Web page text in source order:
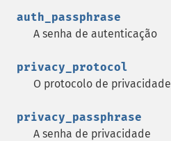
auth_passphrase
A senha de autenticação
privacy_protocol
O protocolo de privacidade
privacy_passphrase
A senha de privacidade